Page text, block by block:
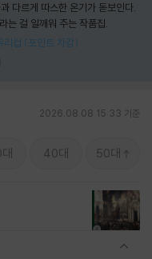
다르게 따스한 온기가 돋보인다.
는 걸 일깨워 주는 작품집.
리컵 (포인트 차감)
2026.08.08 15:33 기준
40대 50대